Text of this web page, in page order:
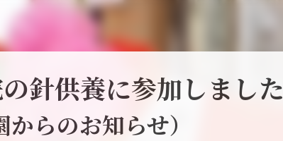
針供養に参加しました
からのお知らせ）